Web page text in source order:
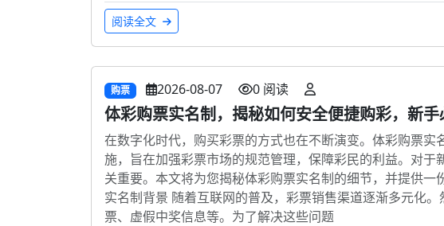
阅读全文
购票 2026-08-07 0 阅读
体彩购票实名制，揭秘如何安全便捷购彩，新手
在数字化时代，购买彩票的方式也在不断演变。体彩购票
施，旨在加强彩票市场的规范管理，保障彩民的利益。对于
关重要。本文将为您揭秘体彩购票实名制的细节，并提供一
实名制背景 随着互联网的普及，彩票销售渠道逐渐多元化
票、虚假中奖信息等。为了解决这些问题